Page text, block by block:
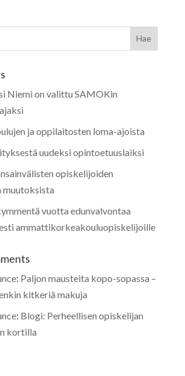
Niemi on valittu SAMOKin
ja oppilaitosten loma-ajoista
uudeksi opintoetuuslaiksi
opiskelijoiden
muutoksista
vuotta edunvalvontaa
ammattikorkeakouluopiskelijoille
: Paljon mausteita kopo-sopassa –
kitkeriä makuja
: Blogi: Perheellisen opiskelijan
kortilla